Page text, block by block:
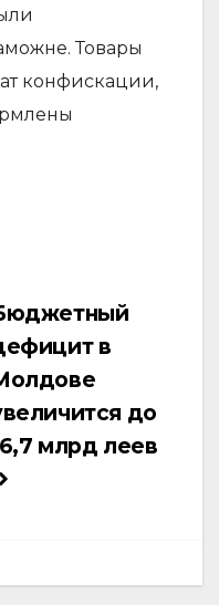
Товары
конфискации,
в
до
млрд леев